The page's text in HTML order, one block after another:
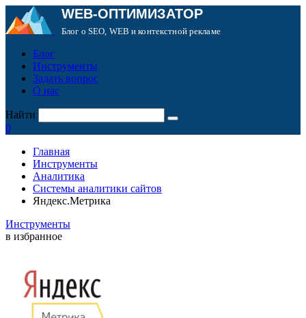
WEB-ОПТИМИЗАТОР
Блог о SEO, WEB и контекстной рекламе
Блог
Инструменты
Задать вопрос
О нас
Найти
0
Главная
Инструменты
Аналитика
Системы аналитики сайтов
Яндекс.Метрика
Инструменты
в избранное